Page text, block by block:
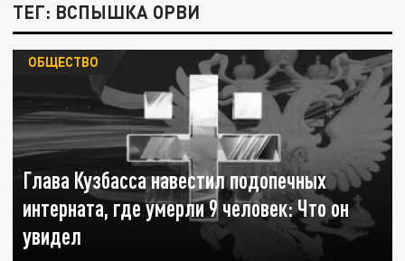
ТЕГ: ВСПЫШКА ОРВИ
Глава Кузбасса навестил подопечных
интерната, где умерли 9 человек: Что он
увидел
ОБЩЕСТВО